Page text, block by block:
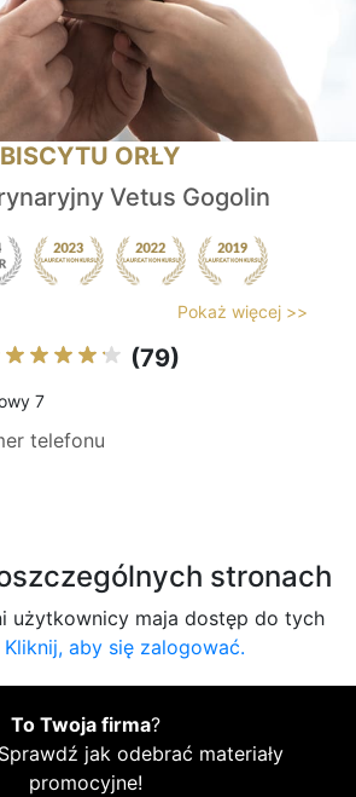
ORŁY
Vetus Gogolin
Pokaż więcej >>
(79)
7
telefonu
stronach
użytkownicy maja dostęp do tych
Kliknij, aby się zalogować.
To Twoja firma?
Sprawdź jak odebrać materiały
promocyjne!